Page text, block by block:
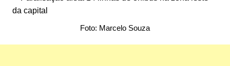
Foto: Marcelo Souza